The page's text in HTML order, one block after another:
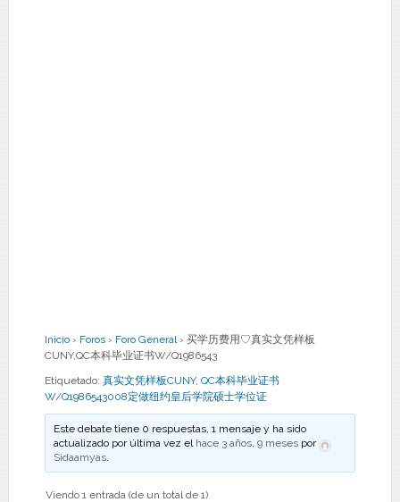
Inicio › Foros › Foro General › 买学历费用♡真实文凭样板
CUNY,QC本科毕业证书W/Q1986543
Etiquetado: 真实文凭样板CUNY, QC本科毕业证书
W/Q1986543008定做纽约皇后学院硕士学位证
Este debate tiene 0 respuestas, 1 mensaje y ha sido
actualizado por última vez el hace 3 años, 9 meses por
Sidaamyas.
Viendo 1 entrada (de un total de 1)